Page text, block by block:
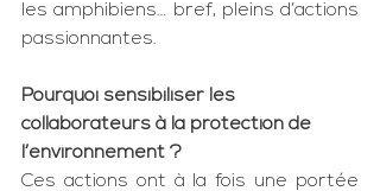
les amphibiens… bref, pleins d’actions
passionnantes.
Pourquoi sensibiliser les
collaborateurs à la protection de
l’environnement ?
Ces actions ont à la fois une portée